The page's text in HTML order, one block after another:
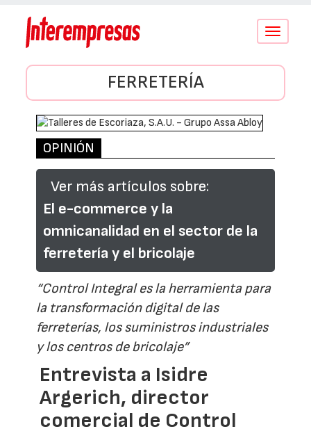
Conmutar
FERRETERÍA
OPINIÓN
Ver más artículos sobre:
El e-commerce y la
omnicanalidad en el sector de la
ferretería y el bricolaje
“Control Integral es la herramienta para
la transformación digital de las
ferreterías, los suministros industriales
y los centros de bricolaje”
Entrevista a Isidre
Argerich, director
comercial de Control